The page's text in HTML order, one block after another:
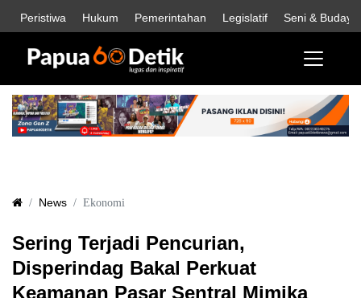
Peristiwa Hukum Pemerintahan Legislatif Seni & Budaya
News Ekonomi
Sering Terjadi Pencurian,
Disperindag Bakal Perkuat
Keamanan Pasar Sentral Mimika